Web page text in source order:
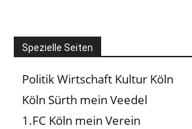
Spezielle Seiten
Politik Wirtschaft Kultur Köln
Köln Sürth mein Veedel
1.FC Köln mein Verein